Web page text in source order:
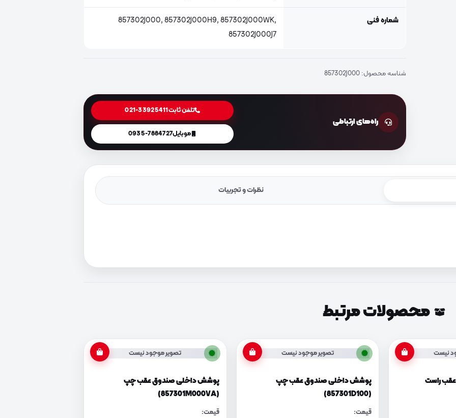
شماره فنی
857302J000, 857302J000H9, 857302J000WK,
857302J000J7
شناسه محصول:857302J000
راه‌های ارتباطی
تلفن ثابت021-33925411
موبایل0935-7884727
نظرات و تجربیات
محصولات مرتبط
نیست
راست
تصویر موجود نیست
پوشش داخلی صندوق عقب چپ
(857301D100)
قیمت:
تصویر موجود نیست
پوشش داخلی صندوق عقب چپ
(857301M000VA)
قیمت: